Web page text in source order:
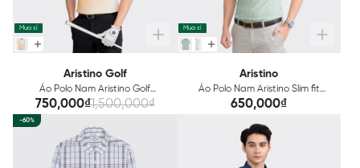
Mua sỉ
Aristino Golf
Áo Polo Nam Aristino Golf
APSG57AZ
750,000₫1,500,000₫
Mua sỉ
Aristino
Áo Polo Nam Aristino Slim fit
APS055S3
650,000₫
-60%